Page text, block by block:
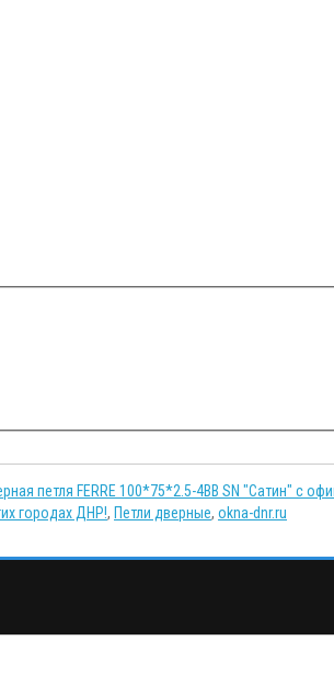
петля FERRE 100*75*2.5-4BB SN "Сатин" с
городах ДНР!, Петли дверные, okna-dnr.ru